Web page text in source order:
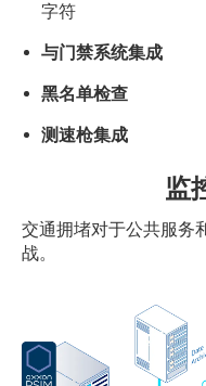
字符
与门禁系统集成
黑名单检查
测速枪集成
监
交通拥堵对于公共服务
战。